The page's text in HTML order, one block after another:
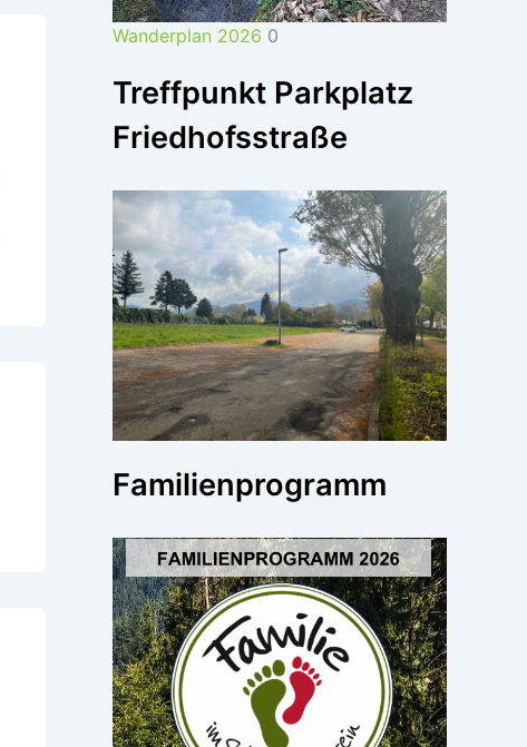
Wanderplan 2026 0
Treffpunkt Parkplatz
Friedhofsstraße
Familienprogramm